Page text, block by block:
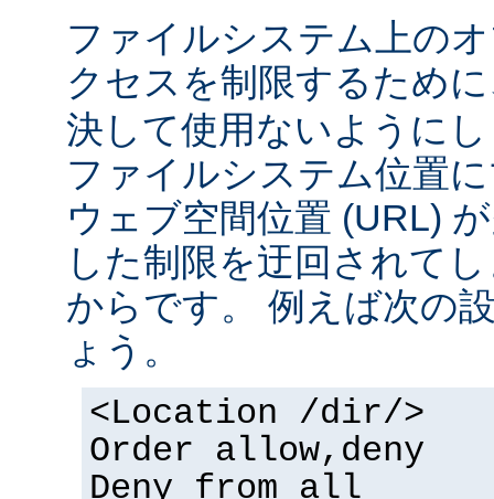
ファイルシステム上の
クセスを制限するため
決して使用ないように
ファイルシステム位置
ウェブ空間位置 (URL)
した制限を迂回されて
からです。 例えば次の
ょう。
<Location /dir/>
Order allow,deny
Deny from all